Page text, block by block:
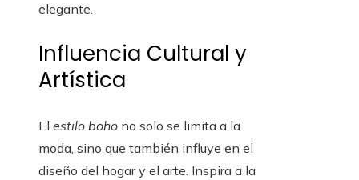
elegante.
Influencia Cultural y
Artística
El estilo boho no solo se limita a la
moda, sino que también influye en el
diseño del hogar y el arte. Inspira a la